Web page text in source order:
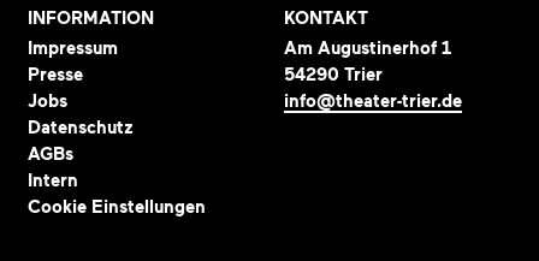
INFORMATION
Impressum
Presse
Jobs
Datenschutz
AGBs
Intern
Cookie Einstellungen
KONTAKT
Am Augustinerhof 1
54290 Trier
info@theater-trier.de